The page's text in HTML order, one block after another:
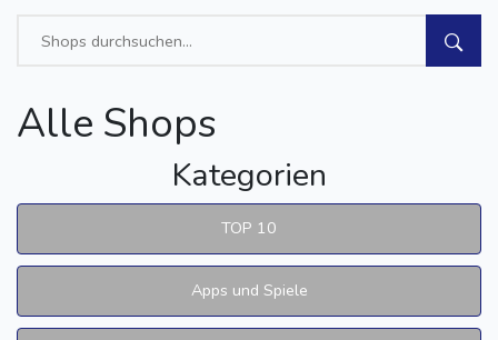
Alle Shops
Kategorien
TOP 10
Apps und Spiele